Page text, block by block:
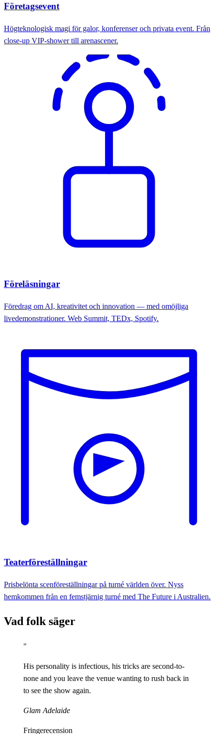
Företagsevent
Högteknologisk magi för galor, konferenser och privata event. Från
close-up VIP-shower till arenascener.
Föreläsningar
Föredrag om AI, kreativitet och innovation — med omöjliga
livedemonstrationer. Web Summit, TEDx, Spotify.
Teaterföreställningar
Prisbelönta scenföreställningar på turné världen över. Nyss
hemkommen från en femstjärnig turné med The Future i Australien.
Vad folk säger
"
His personality is infectious, his tricks are second-to-
none and you leave the venue wanting to rush back in
to see the show again.
Glam Adelaide
Fringerecension